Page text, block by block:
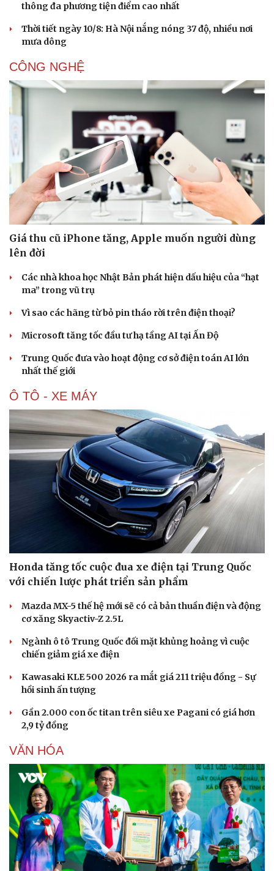
Sân khấu - Điện ảnh
Giải trí
Nghệ sĩ
Thời trang
Sao Việt
thông đa phương tiện điểm cao nhất
Thời tiết ngày 10/8: Hà Nội nắng nóng 37 độ, nhiều nơi
mưa dông
CÔNG NGHỆ
Giá thu cũ iPhone tăng, Apple muốn người dùng
lên đời
Các nhà khoa học Nhật Bản phát hiện dấu hiệu của “hạt
ma” trong vũ trụ
Vì sao các hãng từ bỏ pin tháo rời trên điện thoại?
Microsoft tăng tốc đầu tư hạ tầng AI tại Ấn Độ
Trung Quốc đưa vào hoạt động cơ sở điện toán AI lớn
nhất thế giới
Ô TÔ - XE MÁY
Honda tăng tốc cuộc đua xe điện tại Trung Quốc
với chiến lược phát triển sản phẩm
Mazda MX-5 thế hệ mới sẽ có cả bản thuần điện và động
cơ xăng Skyactiv-Z 2.5L
Ngành ô tô Trung Quốc đối mặt khủng hoảng vì cuộc
chiến giảm giá xe điện
Kawasaki KLE 500 2026 ra mắt giá 211 triệu đồng - Sự
hồi sinh ấn tượng
Gần 2.000 con ốc titan trên siêu xe Pagani có giá hơn
2,9 tỷ đồng
VĂN HÓA